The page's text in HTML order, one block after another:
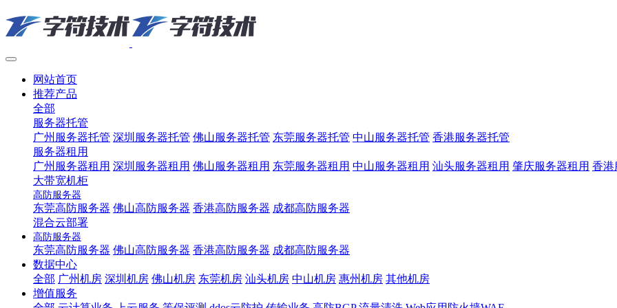
网站首页
推荐产品
全部
服务器托管
广州服务器托管 深圳服务器托管 佛山服务器托管 东莞服务器托管 中山服务器托管 香港服务器托管
服务器租用
广州服务器租用 深圳服务器租用 佛山服务器租用 东莞服务器租用 中山服务器租用 汕头服务器租用 肇庆服务器租用 香港
大带宽机柜
高防服务器
东莞高防服务器 佛山高防服务器 香港高防服务器 成都高防服务器
混合云部署
高防服务器
东莞高防服务器 佛山高防服务器 香港高防服务器 成都高防服务器
数据中心
全部 广州机房 深圳机房 佛山机房 东莞机房 汕头机房 中山机房 惠州机房 其他机房
增值服务